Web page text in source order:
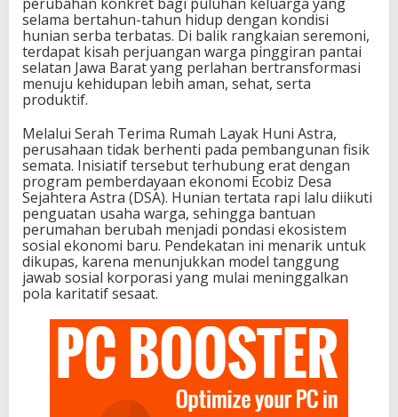
selama bertahun-tahun hidup dengan kondisi
hunian serba terbatas. Di balik rangkaian seremoni,
terdapat kisah perjuangan warga pinggiran pantai
selatan Jawa Barat yang perlahan bertransformasi
menuju kehidupan lebih aman, sehat, serta
produktif.
Melalui Serah Terima Rumah Layak Huni Astra,
perusahaan tidak berhenti pada pembangunan fisik
semata. Inisiatif tersebut terhubung erat dengan
program pemberdayaan ekonomi Ecobiz Desa
Sejahtera Astra (DSA). Hunian tertata rapi lalu diikuti
penguatan usaha warga, sehingga bantuan
perumahan berubah menjadi pondasi ekosistem
sosial ekonomi baru. Pendekatan ini menarik untuk
dikupas, karena menunjukkan model tanggung
jawab sosial korporasi yang mulai meninggalkan
pola karitatif sesaat.